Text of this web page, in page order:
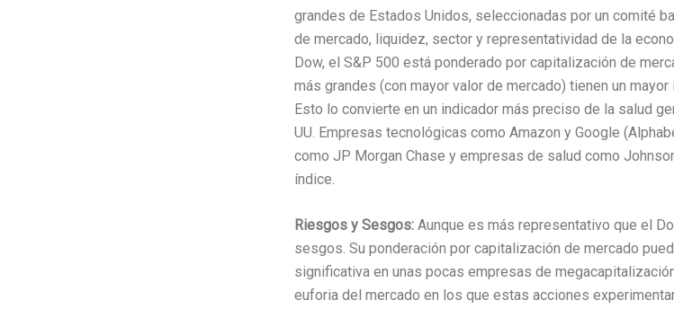
grandes de Estados Unidos, seleccionadas por un comité
de mercado, liquidez, sector y representatividad de la
Dow, el S&P 500 está ponderado por capitalización de
más grandes (con mayor valor de mercado) tienen un
Esto lo convierte en un indicador más preciso de la salud
UU. Empresas tecnológicas como Amazon y Google
como JP Morgan Chase y empresas de salud como
índice.
Riesgos y Sesgos: Aunque es más representativo que el
sesgos. Su ponderación por capitalización de mercado
significativa en unas pocas empresas de
euforia del mercado en los que estas acciones